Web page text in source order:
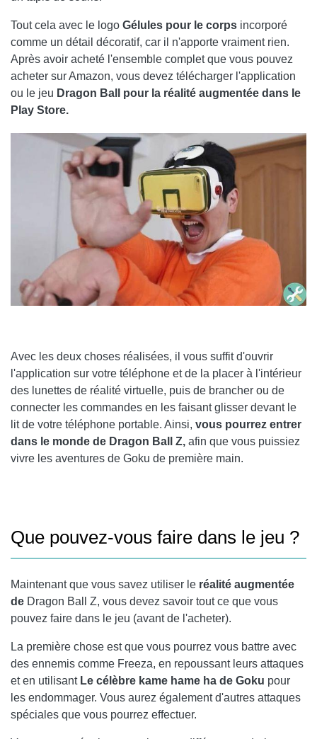
Tout cela avec le logo Gélules pour le corps incorporé
comme un détail décoratif, car il n'apporte vraiment rien.
Après avoir acheté l'ensemble complet que vous pouvez
acheter sur Amazon, vous devez télécharger l'application
ou le jeu Dragon Ball pour la réalité augmentée dans le
Play Store.
Avec les deux choses réalisées, il vous suffit d'ouvrir
l'application sur votre téléphone et de la placer à l'intérieur
des lunettes de réalité virtuelle, puis de brancher ou de
connecter les commandes en les faisant glisser devant le
lit de votre téléphone portable. Ainsi, vous pourrez entrer
dans le monde de Dragon Ball Z, afin que vous puissiez
vivre les aventures de Goku de première main.
Que pouvez-vous faire dans le jeu ?
Maintenant que vous savez utiliser le réalité augmentée
de Dragon Ball Z, vous devez savoir tout ce que vous
pouvez faire dans le jeu (avant de l'acheter).
La première chose est que vous pourrez vous battre avec
des ennemis comme Freeza, en repoussant leurs attaques
et en utilisant Le célèbre kame hame ha de Goku pour
les endommager. Vous aurez également d'autres attaques
spéciales que vous pourrez effectuer.